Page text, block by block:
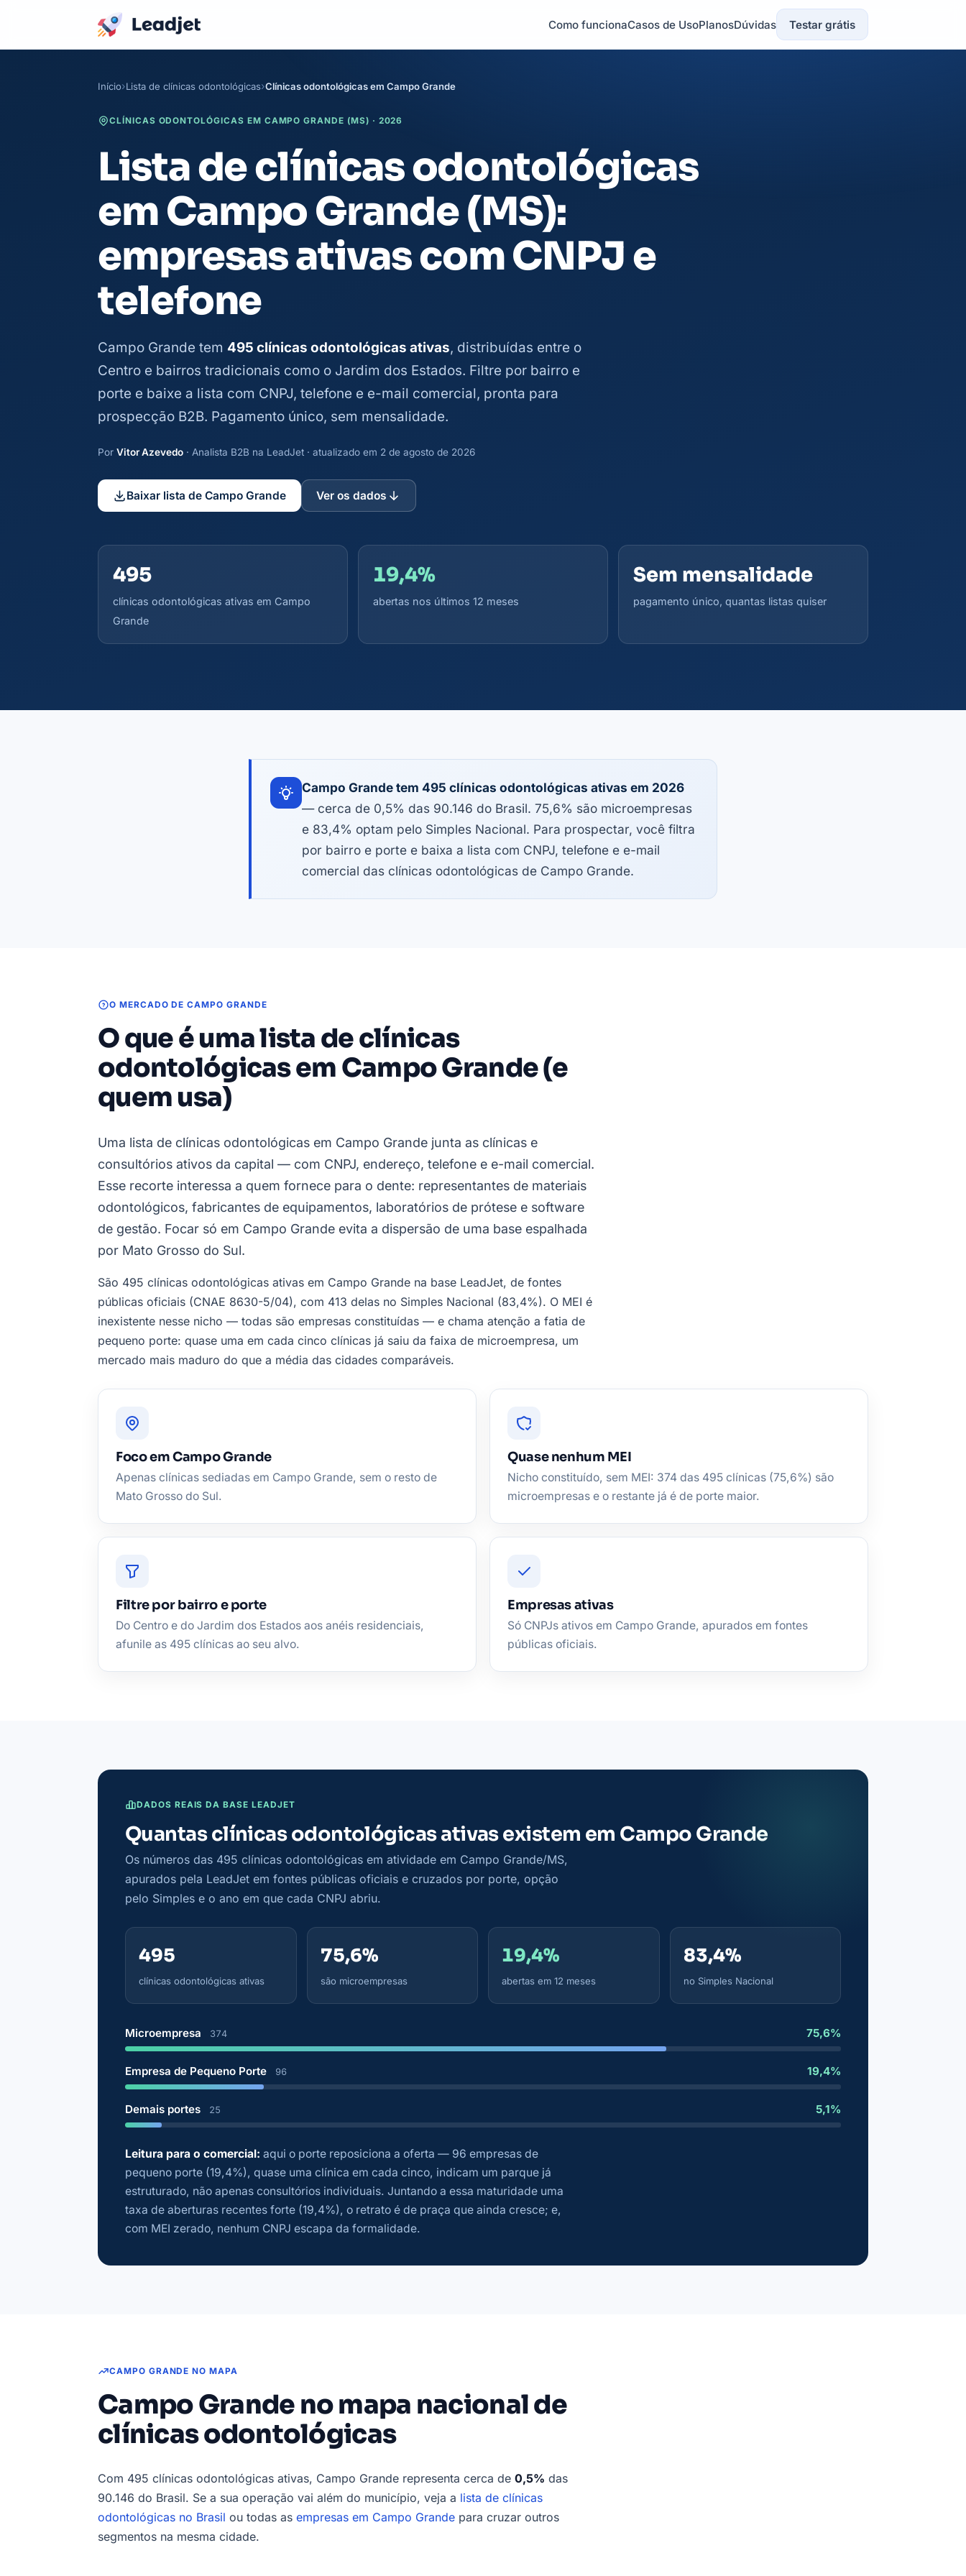
Como funcionaCasos de UsoPlanosDúvidas Testar grátis
Início Lista de clínicas odontológicas Clínicas odontológicas em Campo Grande
CLÍNICAS ODONTOLÓGICAS EM CAMPO GRANDE (MS) · 2026
Lista de clínicas odontológicas
em Campo Grande (MS):
empresas ativas com CNPJ e
telefone
Campo Grande tem 495 clínicas odontológicas ativas, distribuídas entre o
Centro e bairros tradicionais como o Jardim dos Estados. Filtre por bairro e
porte e baixe a lista com CNPJ, telefone e e-mail comercial, pronta para
prospecção B2B. Pagamento único, sem mensalidade.
Por Vitor Azevedo · Analista B2B na LeadJet · atualizado em 2 de agosto de 2026
Baixar lista de Campo Grande Ver os dados
495
clínicas odontológicas ativas em Campo
Grande
19,4%
abertas nos últimos 12 meses
Sem mensalidade
pagamento único, quantas listas quiser
Campo Grande tem 495 clínicas odontológicas ativas em 2026
— cerca de 0,5% das 90.146 do Brasil. 75,6% são microempresas
e 83,4% optam pelo Simples Nacional. Para prospectar, você filtra
por bairro e porte e baixa a lista com CNPJ, telefone e e-mail
comercial das clínicas odontológicas de Campo Grande.
O MERCADO DE CAMPO GRANDE
O que é uma lista de clínicas
odontológicas em Campo Grande (e
quem usa)
Uma lista de clínicas odontológicas em Campo Grande junta as clínicas e
consultórios ativos da capital — com CNPJ, endereço, telefone e e-mail comercial.
Esse recorte interessa a quem fornece para o dente: representantes de materiais
odontológicos, fabricantes de equipamentos, laboratórios de prótese e software
de gestão. Focar só em Campo Grande evita a dispersão de uma base espalhada
por Mato Grosso do Sul.
São 495 clínicas odontológicas ativas em Campo Grande na base LeadJet, de fontes
públicas oficiais (CNAE 8630-5/04), com 413 delas no Simples Nacional (83,4%). O MEI é
inexistente nesse nicho — todas são empresas constituídas — e chama atenção a fatia de
pequeno porte: quase uma em cada cinco clínicas já saiu da faixa de microempresa, um
mercado mais maduro do que a média das cidades comparáveis.
Foco em Campo Grande
Apenas clínicas sediadas em Campo Grande, sem o resto de
Mato Grosso do Sul.
Quase nenhum MEI
Nicho constituído, sem MEI: 374 das 495 clínicas (75,6%) são
microempresas e o restante já é de porte maior.
Filtre por bairro e porte
Do Centro e do Jardim dos Estados aos anéis residenciais,
afunile as 495 clínicas ao seu alvo.
Empresas ativas
Só CNPJs ativos em Campo Grande, apurados em fontes
públicas oficiais.
DADOS REAIS DA BASE LEADJET
Quantas clínicas odontológicas ativas existem em Campo Grande
Os números das 495 clínicas odontológicas em atividade em Campo Grande/MS,
apurados pela LeadJet em fontes públicas oficiais e cruzados por porte, opção
pelo Simples e o ano em que cada CNPJ abriu.
495
clínicas odontológicas ativas
75,6%
são microempresas
19,4%
abertas em 12 meses
83,4%
no Simples Nacional
Microempresa 374 75,6%
Empresa de Pequeno Porte 96 19,4%
Demais portes 25 5,1%
Leitura para o comercial: aqui o porte reposiciona a oferta — 96 empresas de
pequeno porte (19,4%), quase uma clínica em cada cinco, indicam um parque já
estruturado, não apenas consultórios individuais. Juntando a essa maturidade uma
taxa de aberturas recentes forte (19,4%), o retrato é de praça que ainda cresce; e,
com MEI zerado, nenhum CNPJ escapa da formalidade.
CAMPO GRANDE NO MAPA
Campo Grande no mapa nacional de
clínicas odontológicas
Com 495 clínicas odontológicas ativas, Campo Grande representa cerca de 0,5% das
90.146 do Brasil. Se a sua operação vai além do município, veja a lista de clínicas
odontológicas no Brasil ou todas as empresas em Campo Grande para cruzar outros
segmentos na mesma cidade.